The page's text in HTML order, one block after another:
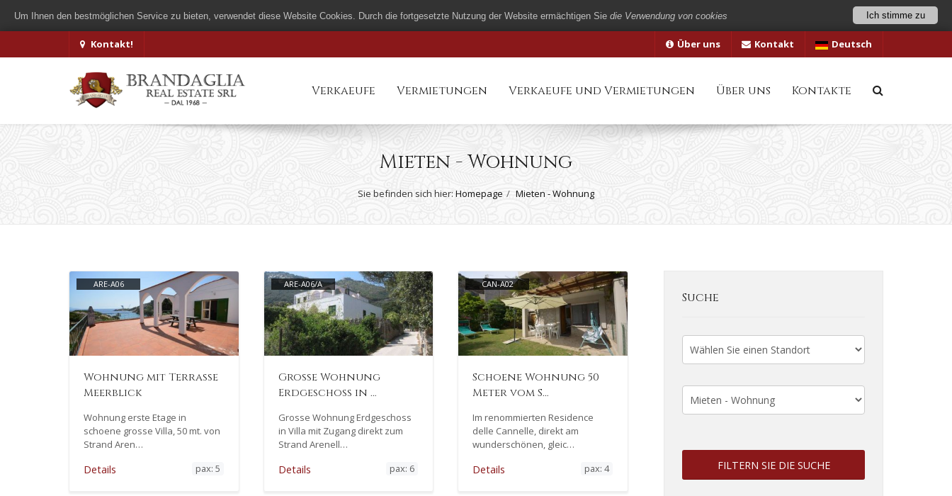
Ich stimme zu
Um Ihnen den bestmöglichen Service zu bieten, verwendet diese Website Cookies. Durch die fortgesetzte Nutzung der Website ermächtigen Sie die Verwendung von cookies
Kontakt! Über uns Kontakt Deutsch
Verkaeufe Vermietungen Verkaeufe und Vermietungen Über uns Kontakte
Mieten - Wohnung
Sie befinden sich hier: Homepage Mieten - Wohnung
ARE-A06
Wohnung mit Terrasse
Meerblick
Wohnung erste Etage in
schoene grosse Villa, 50 mt. von
Strand Aren…
Details pax: 5
ARE-A06/A
Grosse Wohnung
Erdgeschoss in …
Grosse Wohnung Erdgeschoss
in Villa mit Zugang direkt zum
Strand Arenell…
Details pax: 6
CAN-A02
Schoene Wohnung 50
Meter vom S…
Im renommierten Residence
delle Cannelle, direkt am
wunderschönen, gleic…
Details pax: 4
Suche
FILTERN SIE DIE SUCHE